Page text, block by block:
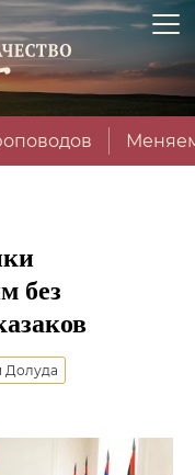
без
Долуда